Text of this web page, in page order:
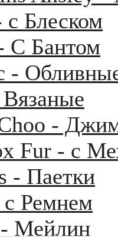
Блеском
С Бантом
-
-
Fur - с
- Паетки
Ремнем
Мейлин